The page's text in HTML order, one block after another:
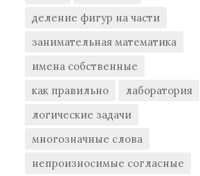
деление фигур на части
занимательная математика
имена собственные
как правильно
лаборатория
логические задачи
многозначные слова
непроизносимые согласные